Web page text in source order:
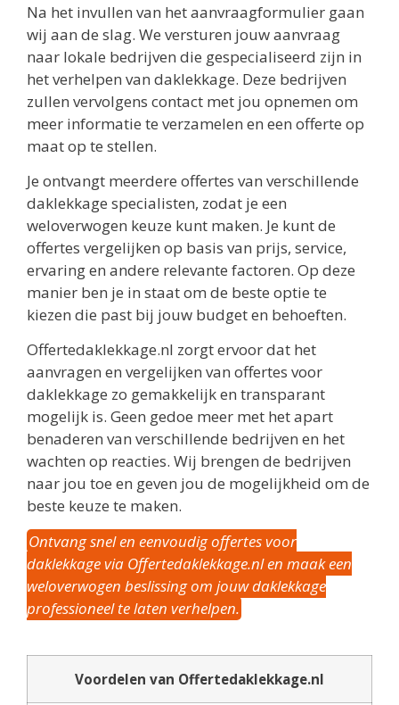
Na het invullen van het aanvraagformulier gaan
wij aan de slag. We versturen jouw aanvraag
naar lokale bedrijven die gespecialiseerd zijn in
het verhelpen van daklekkage. Deze bedrijven
zullen vervolgens contact met jou opnemen om
meer informatie te verzamelen en een offerte op
maat op te stellen.
Je ontvangt meerdere offertes van verschillende
daklekkage specialisten, zodat je een
weloverwogen keuze kunt maken. Je kunt de
offertes vergelijken op basis van prijs, service,
ervaring en andere relevante factoren. Op deze
manier ben je in staat om de beste optie te
kiezen die past bij jouw budget en behoeften.
Offertedaklekkage.nl zorgt ervoor dat het
aanvragen en vergelijken van offertes voor
daklekkage zo gemakkelijk en transparant
mogelijk is. Geen gedoe meer met het apart
benaderen van verschillende bedrijven en het
wachten op reacties. Wij brengen de bedrijven
naar jou toe en geven jou de mogelijkheid om de
beste keuze te maken.
Ontvang snel en eenvoudig offertes voor
daklekkage via Offertedaklekkage.nl en maak een
weloverwogen beslissing om jouw daklekkage
professioneel te laten verhelpen.
Voordelen van Offertedaklekkage.nl